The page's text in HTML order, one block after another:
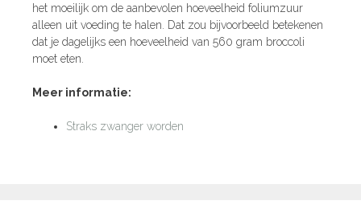
het moeilijk om de aanbevolen hoeveelheid foliumzuur
alleen uit voeding te halen. Dat zou bijvoorbeeld betekenen
dat je dagelijks een hoeveelheid van 560 gram broccoli
moet eten.
Meer informatie:
Straks zwanger worden